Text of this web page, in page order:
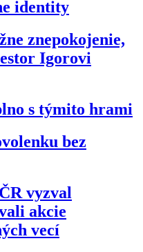
identity
znepokojenie,
Igorovi
s týmito hrami
bez
vyzval
akcie
vecí